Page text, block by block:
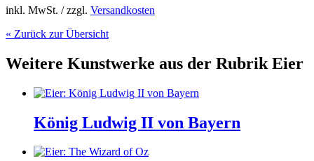
inkl. MwSt. / zzgl. Versandkosten
« Zurück zur Übersicht
Weitere Kunstwerke aus der Rubrik Eier
König Ludwig II von Bayern